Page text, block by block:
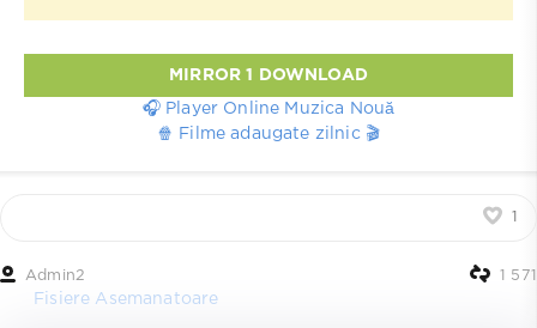
MIRROR 1 DOWNLOAD
🎧 Player Online Muzica Nouă
🍿 Filme adaugate zilnic 🎬
1
Admin2 1 571
Fisiere Asemanatoare